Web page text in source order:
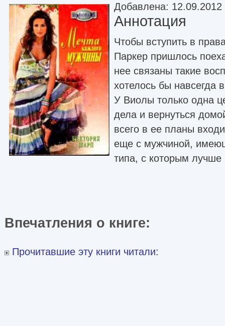
Добавлена: 12.09.2012
Аннотация
Чтобы вступить в
Паркер пришлось
нее связаны такие
хотелось бы навсегда
У Виолы только одна
дела и вернуться
всего в ее планы
еще с мужчиной,
типа, с которым
Впечатления о книге:
Прочитавшие эту книги читали: